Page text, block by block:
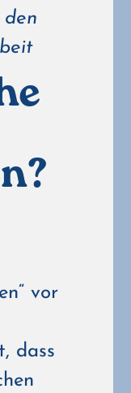
vor
dass